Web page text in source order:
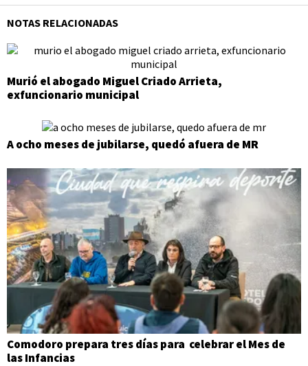
NOTAS RELACIONADAS
Murió el abogado Miguel Criado Arrieta,
exfuncionario municipal
A ocho meses de jubilarse, quedó afuera de MR
Comodoro prepara tres días para celebrar el Mes de
las Infancias